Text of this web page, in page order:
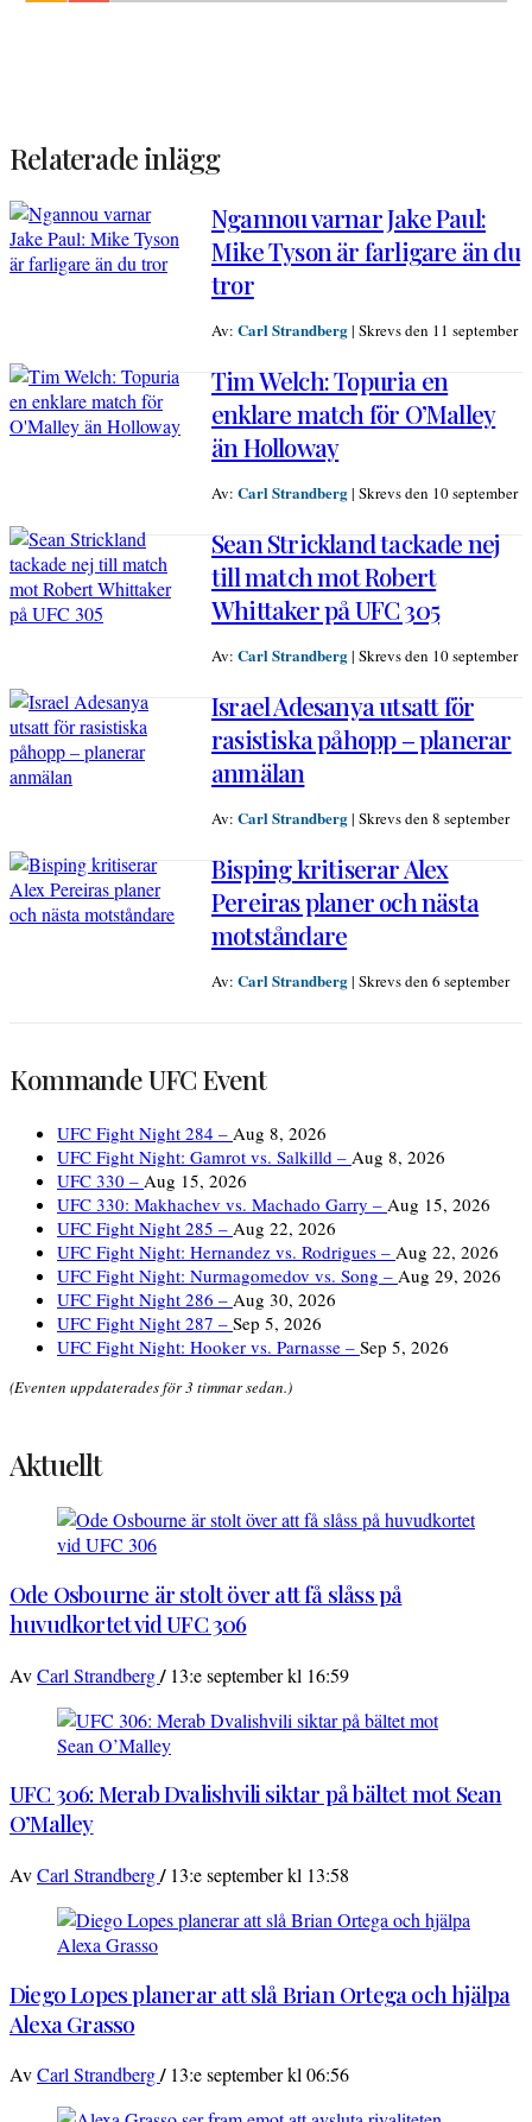
Relaterade inlägg
Ngannou varnar Jake Paul:
Mike Tyson är farligare än du
tror
Av: Carl Strandberg| Skrevs den 11 september
Tim Welch: Topuria en
enklare match för O’Malley
än Holloway
Av: Carl Strandberg| Skrevs den 10 september
Sean Strickland tackade nej
till match mot Robert
Whittaker på UFC 305
Av: Carl Strandberg| Skrevs den 10 september
Israel Adesanya utsatt för
rasistiska påhopp – planerar
anmälan
Av: Carl Strandberg| Skrevs den 8 september
Bisping kritiserar Alex
Pereiras planer och nästa
motståndare
Av: Carl Strandberg| Skrevs den 6 september
Kommande UFC Event
UFC Fight Night 284 – Aug 8, 2026
UFC Fight Night: Gamrot vs. Salkilld – Aug 8, 2026
UFC 330 – Aug 15, 2026
UFC 330: Makhachev vs. Machado Garry – Aug 15, 2026
UFC Fight Night 285 – Aug 22, 2026
UFC Fight Night: Hernandez vs. Rodrigues – Aug 22, 2026
UFC Fight Night: Nurmagomedov vs. Song – Aug 29, 2026
UFC Fight Night 286 – Aug 30, 2026
UFC Fight Night 287 – Sep 5, 2026
UFC Fight Night: Hooker vs. Parnasse – Sep 5, 2026
(Eventen uppdaterades för 3 timmar sedan.)
Aktuellt
Ode Osbourne är stolt över att få slåss på
huvudkortet vid UFC 306
AvCarl Strandberg/ 13:e september kl 16:59
UFC 306: Merab Dvalishvili siktar på bältet mot Sean
O’Malley
AvCarl Strandberg/ 13:e september kl 13:58
Diego Lopes planerar att slå Brian Ortega och hjälpa
Alexa Grasso
AvCarl Strandberg/ 13:e september kl 06:56